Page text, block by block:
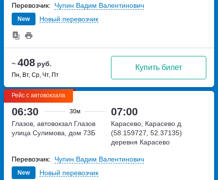
~ 408 руб.
Пн, Вт, Ср, Чт, Пт
Купить билет
New Новый перевозчик
Перевозчик: Чупин Вадим Валентинович
Рейс с автовокзала
06:30 30м 07:00
Глазов, автовокзал Глазов
улица Сулимова, дом 73Б
Карасево, Карасево д.
(58.159727, 52.37135)
деревня Карасево
New Новый перевозчик
Перевозчик: Чупин Вадим Валентинович